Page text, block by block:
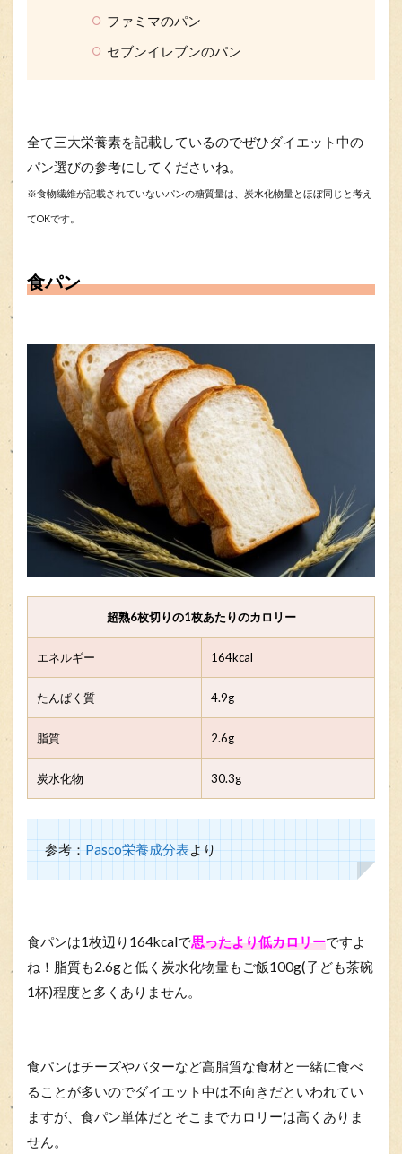
ファミマのパン
セブンイレブンのパン
全て三大栄養素を記載しているのでぜひダイエット中の
パン選びの参考にしてくださいね。
※食物繊維が記載されていないパンの糖質量は、炭水化物量とほぼ同じと考え
てOKです。
食パン
超熟6枚切りの1枚あたりのカロリー
エネルギー 164kcal
たんぱく質 4.9g
脂質 2.6g
炭水化物 30.3g
参考：Pasco栄養成分表より
食パンは1枚辺り164kcalで思ったより低カロリーですよ
ね！脂質も2.6gと低く炭水化物量もご飯100g(子ども茶碗
1杯)程度と多くありません。
食パンはチーズやバターなど高脂質な食材と一緒に食べ
ることが多いのでダイエット中は不向きだといわれてい
ますが、食パン単体だとそこまでカロリーは高くありま
せん。